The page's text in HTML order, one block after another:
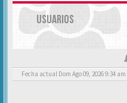
USUARIOS
Fecha actual Dom Ago 09, 2026 9:34 am